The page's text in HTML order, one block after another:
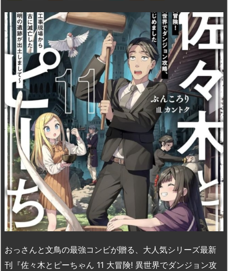
a
st
o
d
o
n
u
e
s
k
y
hr
e
a
d
s
u
m
bl
r
b
o
ar
d
ai
n
dr
o
p.
io
有
おっさんと文鳥の最強コンビが贈る、大人気シリーズ最新
刊『佐々木とピーちゃん 11 大冒険! 異世界でダンジョン攻